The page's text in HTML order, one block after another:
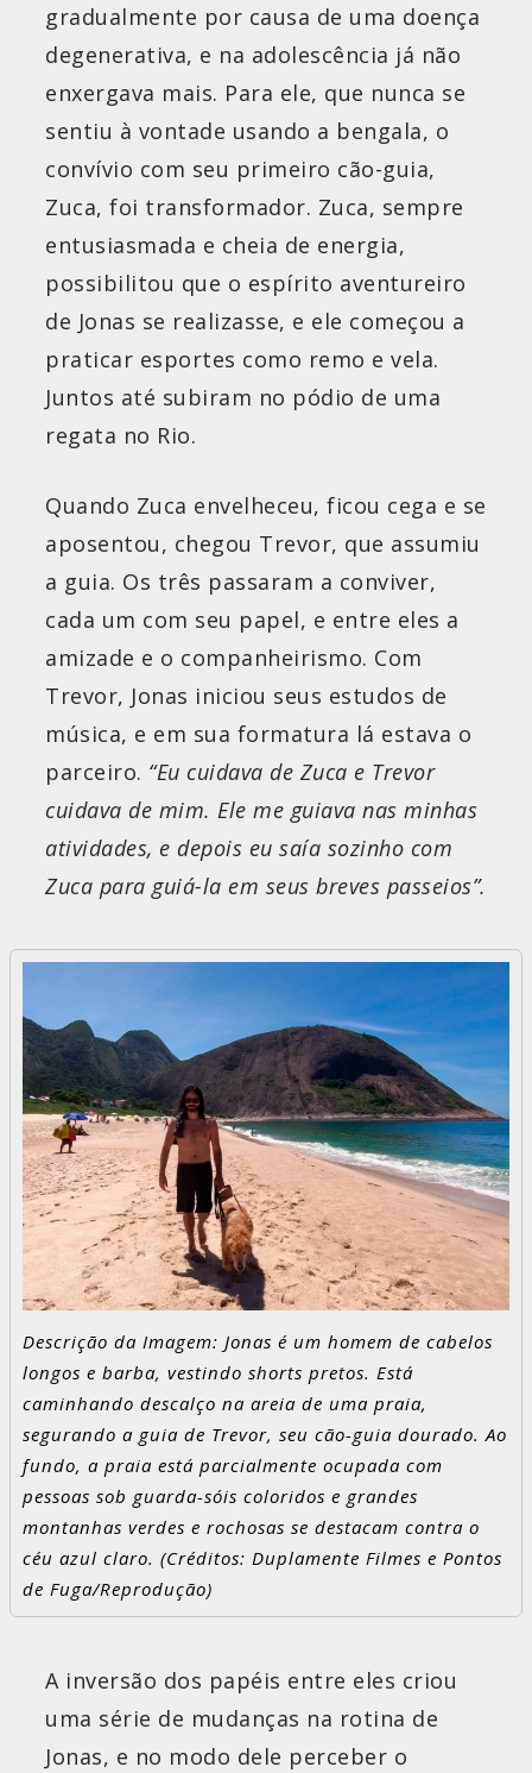
gradualmente por causa de uma doença
degenerativa, e na adolescência já não
enxergava mais. Para ele, que nunca se
sentiu à vontade usando a bengala, o
convívio com seu primeiro cão-guia,
Zuca, foi transformador. Zuca, sempre
entusiasmada e cheia de energia,
possibilitou que o espírito aventureiro
de Jonas se realizasse, e ele começou a
praticar esportes como remo e vela.
Juntos até subiram no pódio de uma
regata no Rio.
Quando Zuca envelheceu, ficou cega e se
aposentou, chegou Trevor, que assumiu
a guia. Os três passaram a conviver,
cada um com seu papel, e entre eles a
amizade e o companheirismo. Com
Trevor, Jonas iniciou seus estudos de
música, e em sua formatura lá estava o
parceiro. “Eu cuidava de Zuca e Trevor
cuidava de mim. Ele me guiava nas minhas
atividades, e depois eu saía sozinho com
Zuca para guiá-la em seus breves passeios”.
Descrição da Imagem: Jonas é um homem de cabelos
longos e barba, vestindo shorts pretos. Está
caminhando descalço na areia de uma praia,
segurando a guia de Trevor, seu cão-guia dourado. Ao
fundo, a praia está parcialmente ocupada com
pessoas sob guarda-sóis coloridos e grandes
montanhas verdes e rochosas se destacam contra o
céu azul claro. (Créditos: Duplamente Filmes e Pontos
de Fuga/Reprodução)
A inversão dos papéis entre eles criou
uma série de mudanças na rotina de
Jonas, e no modo dele perceber o